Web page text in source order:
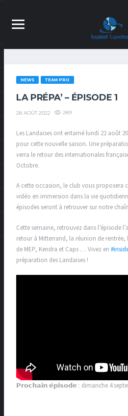
NEWS TEAM PRO
LA PRÉPA’ – ÉPISODE 1
28 AOÛT 2022 289
Les Landaises ont entamé lundi 22 août
pour cette nouvelle saison. Une
verra le retour des internationales
Octobre.
A cette occasion, le club vous proposera
vidéo en immersion dans la vie
épisodes seront à retrouver sur notre
Cette semaine, retrouvez dans l’épisode
retour à Mitterrand, la réunion de rentrée,
de MEP, Kendra et Caps … Vivez en
préparation des Landaises !
𝗣𝗿𝗼𝗰𝗵𝗮𝗶𝗻 𝗲́𝗽𝗶𝘀𝗼𝗱𝗲 : dimanche 4